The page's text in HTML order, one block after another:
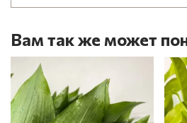
Вам так же может